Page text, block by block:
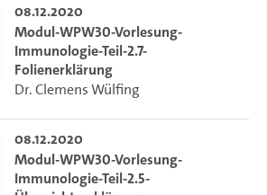
08.12.2020
Modul-WPW30-Vorlesung-
Immunologie-Teil-2.7-
Folienerklärung
Dr. Clemens Wülfing
08.12.2020
Modul-WPW30-Vorlesung-
Immunologie-Teil-2.5-